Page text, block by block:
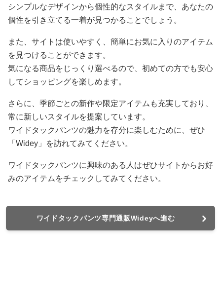
シンプルなデザインから個性的なスタイルまで、あなたの
個性を引き立てる一着が見つかることでしょう。
また、サイトは使いやすく、簡単にお気に入りのアイテム
を見つけることができます。
気になる商品をじっくり選べるので、初めての方でも安心
してショッピングを楽しめます。
さらに、季節ごとの新作や限定アイテムも充実しており、
常に新しいスタイルを提案しています。
ワイドタックパンツの魅力を存分に楽しむために、ぜひ
「Widey」を訪れてみてください。
ワイドタックパンツに興味のある人はぜひサイトからお好
みのアイテムをチェックしてみてください。
ワイドタックパンツ専門通販Wideyへ進む